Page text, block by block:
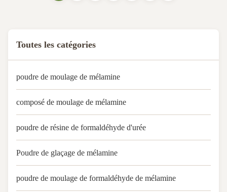
Toutes les catégories
poudre de moulage de mélamine
composé de moulage de mélamine
poudre de résine de formaldéhyde d'urée
Poudre de glaçage de mélamine
poudre de moulage de formaldéhyde de mélamine